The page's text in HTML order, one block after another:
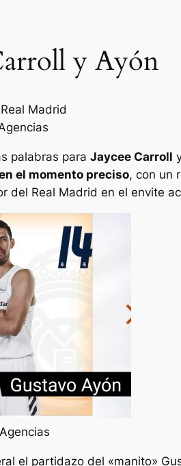
y Ayón
palabras para Jaycee Carroll
el momento preciso, con un
Real Madrid en el envite
el partidazo del «manito»